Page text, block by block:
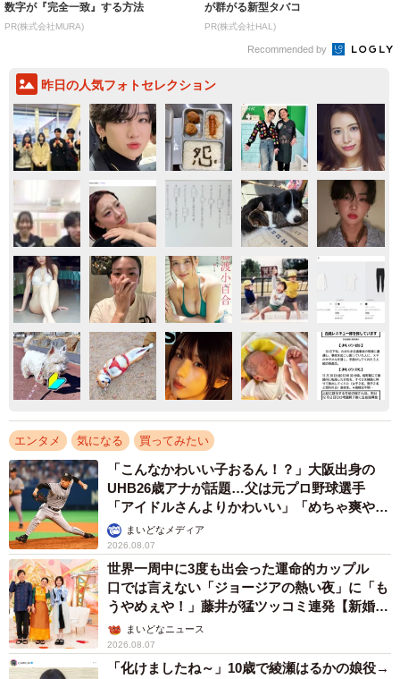
数字が『完全一致』する方法
PR(株式会社MURA)
が群がる新型タバコ
PR(株式会社HAL)
Recommended by
昨日の人気フォトセレクション
エンタメ 気になる 買ってみたい
「こんなかわいい子おるん！？」大阪出身の
UHB26歳アナが話題…父は元プロ野球選手
「アイドルさんよりかわいい」「めちゃ爽や
か」まいどなメディア
2026.08.07
世界一周中に3度も出会った運命的カップル
口では言えない「ジョージアの熱い夜」に「も
うやめぇや！」藤井が猛ツッコミ連発【新婚さ
ん】まいどなニュース
2026.08.07
「化けましたね～」10歳で綾瀬はるかの娘役→